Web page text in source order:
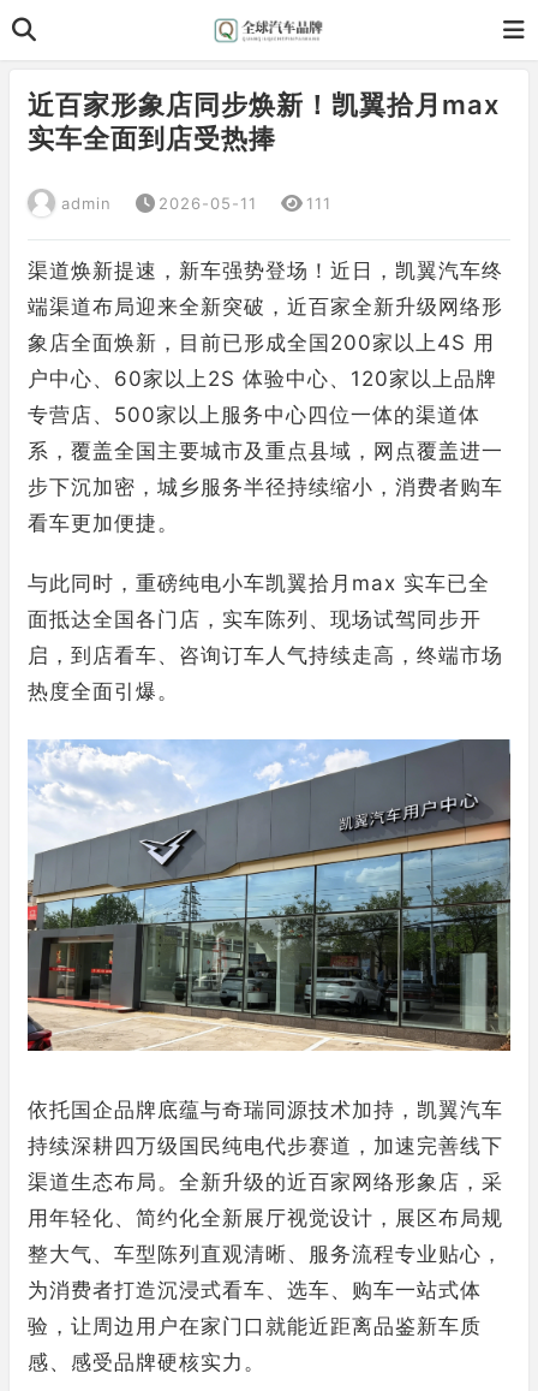
近百家形象店同步焕新！凯翼拾月max
实车全面到店受热捧
admin 2026-05-11 111
渠道焕新提速，新车强势登场！近日，凯翼汽车终
端渠道布局迎来全新突破，近百家全新升级网络形
象店全面焕新，目前已形成全国200家以上4S 用
户中心、60家以上2S 体验中心、120家以上品牌
专营店、500家以上服务中心四位一体的渠道体
系，覆盖全国主要城市及重点县域，网点覆盖进一
步下沉加密，城乡服务半径持续缩小，消费者购车
看车更加便捷。
与此同时，重磅纯电小车凯翼拾月max 实车已全
面抵达全国各门店，实车陈列、现场试驾同步开
启，到店看车、咨询订车人气持续走高，终端市场
热度全面引爆。
依托国企品牌底蕴与奇瑞同源技术加持，凯翼汽车
持续深耕四万级国民纯电代步赛道，加速完善线下
渠道生态布局。全新升级的近百家网络形象店，采
用年轻化、简约化全新展厅视觉设计，展区布局规
整大气、车型陈列直观清晰、服务流程专业贴心，
为消费者打造沉浸式看车、选车、购车一站式体
验，让周边用户在家门口就能近距离品鉴新车质
感、感受品牌硬核实力。